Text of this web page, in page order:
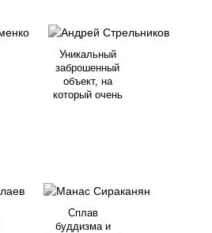
Уникальный
заброшенный
объект, на
который очень
Сплав
буддизма и